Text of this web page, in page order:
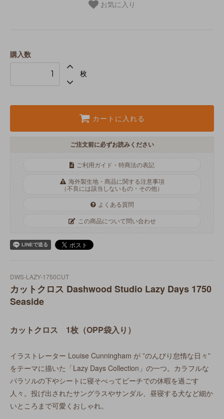
お気に入り
購入数
枚
カートに入れる
ご注文前に必ずお読みください
ご利用ガイド・特商法の表記
海外製生地・商品に関する注意事項
（不良には該当しないもの・その他）
よくある質問
この商品について問い合わせ
DWS-LAZY-1750CUT
カットクロス Dashwood Studio Lazy Days 1750
Seaside
カットクロス 1枚（OPP袋入り）
イラストレーター Louise Cunningham が ”のんびり怠惰な日々”
をテーマに描いた「Lazy Days Collection」の一つ。カラフルな
パラソルの下やシートに寝そべってビーチでの休暇を過ごす
人々。投げ出されたサングラスやサンダル、昼寝する犬など細か
いところまで可愛くおしゃれ。